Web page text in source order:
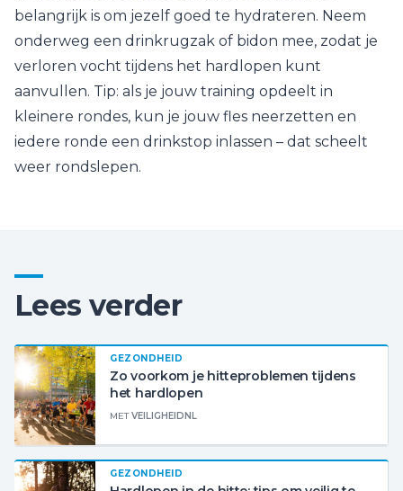
belangrijk is om jezelf goed te hydrateren. Neem
onderweg een drinkrugzak of bidon mee, zodat je
verloren vocht tijdens het hardlopen kunt
aanvullen. Tip: als je jouw training opdeelt in
kleinere rondes, kun je jouw fles neerzetten en
iedere ronde een drinkstop inlassen – dat scheelt
weer rondslepen.
Lees verder
GEZONDHEID
Zo voorkom je hitteproblemen tijdens
het hardlopen
METVEILIGHEIDNL
GEZONDHEID